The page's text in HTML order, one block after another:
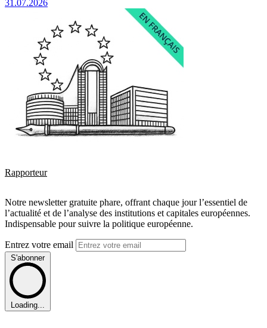
31.07.2026
Rapporteur
Notre newsletter gratuite phare, offrant chaque jour l’essentiel de
l’actualité et de l’analyse des institutions et capitales européennes.
Indispensable pour suivre la politique européenne.
Entrez votre email
S'abonner
Loading...